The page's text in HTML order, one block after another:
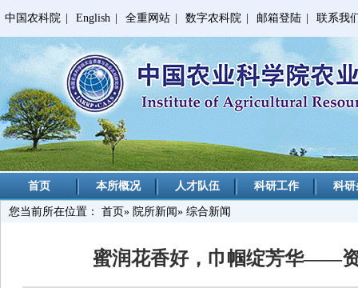
中国农科院 English 全重网站 数字农科院 邮箱登陆 联系我
首页 本所概况 人才队伍 科研工作 科
您当前所在位置： 首页» 院所新闻» 综合新闻
蜜润花香好，巾帼绽芳华——